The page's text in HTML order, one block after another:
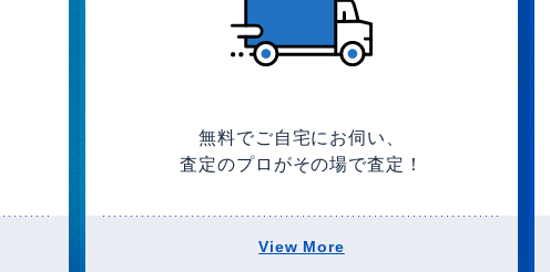
無料でご自宅にお伺い、
査定のプロがその場で査定！
View More